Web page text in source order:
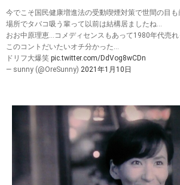
今でこそ国民健康増進法の受動喫煙対策で世間の目
場所でタバコ吸う輩って以前は結構居ましたね…
おお中原理恵…コメディセンスもあって1980年代売
このコントだいたいオチ分かった…
ドリフ大爆笑 pic.twitter.com/DdVog8wCDn
— sunny (@OreSunny) 2021年1月10日